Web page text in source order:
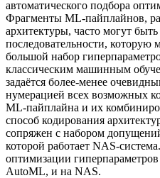
автоматического подбора
Фрагменты ML-пайплайнов,
архитектуры, часто могут
последовательности, которую
большой набор
классическим машинным
задаётся более-менее
нумерацией всех возможных
ML-пайплайна и их
способ кодирования
сопряжен с набором
которой работает NAS-
оптимизации
AutoML, и на NAS.